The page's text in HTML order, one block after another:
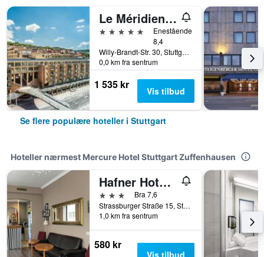
Le Méridien Stuttgart
5 stjerner
Enestående
8,4
Willy-Brandt-Str. 30, Stuttgart, Baden-Wurttemberg, Tyskland
0,0 km fra sentrum
1 535 kr Vis tilbud
Se flere populære hoteller i Stuttgart
Hoteller nærmest Mercure Hotel Stuttgart Zuffenhausen
Hafner Hotel - Apartment
3 stjernerBra 7,6
Strassburger Straße 15, Stuttgart, Baden-Wurttemberg, Tyskland
1,0 km fra sentrum
580 kr
Vis tilbud